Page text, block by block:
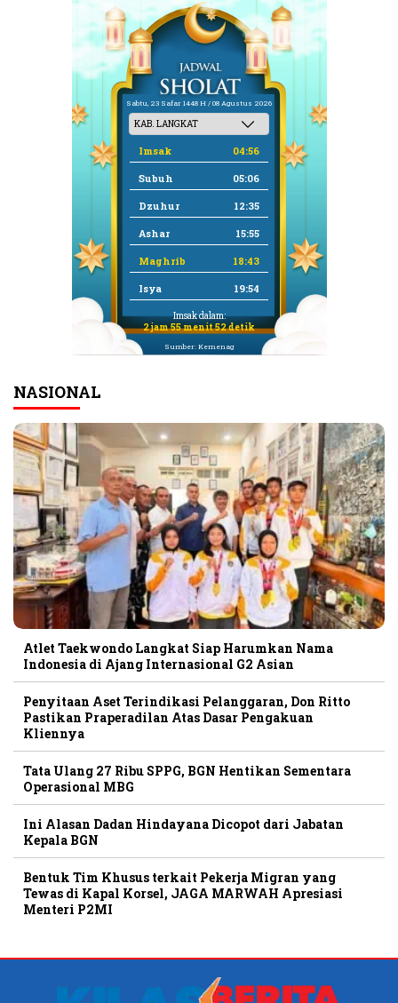
Sabtu, 23 Safar 1448 H / 08 Agustus 2026
Imsak 04:56
Subuh 05:06
Dzuhur 12:35
Ashar 15:55
Maghrib 18:43
Isya 19:54
Imsak dalam:
2 jam 55 menit 51 detik
Sumber: Kemenag
NASIONAL
Atlet Taekwondo Langkat Siap Harumkan Nama
Indonesia di Ajang Internasional G2 Asian
Penyitaan Aset Terindikasi Pelanggaran, Don Ritto
Pastikan Praperadilan Atas Dasar Pengakuan
Kliennya
Tata Ulang 27 Ribu SPPG, BGN Hentikan Sementara
Operasional MBG
Ini Alasan Dadan Hindayana Dicopot dari Jabatan
Kepala BGN
Bentuk Tim Khusus terkait Pekerja Migran yang
Tewas di Kapal Korsel, JAGA MARWAH Apresiasi
Menteri P2MI